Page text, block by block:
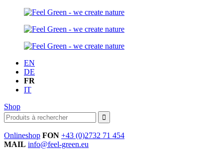
EN
DE
FR
IT
Shop
Onlineshop FON +43 (0)2732 71 454
MAIL info@feel-green.eu